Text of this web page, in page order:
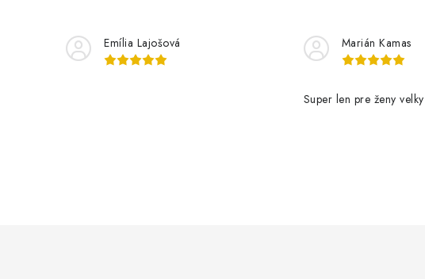
Emília Lajošová Marián Kamas
Super len pre ženy velky